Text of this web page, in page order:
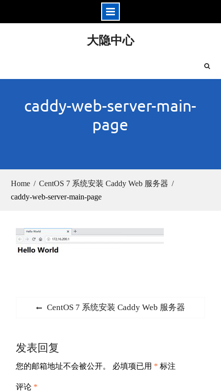
大隐中心
caddy-web-server-main-
page
Home
CentOS 7 系统安装 Caddy Web 服务器
caddy-web-server-main-page
航
Previous
CentOS 7 系统安装 Caddy Web 服务器
发表回复
您的邮箱地址不会被公开。 必填项已用 * 标注
评论 *